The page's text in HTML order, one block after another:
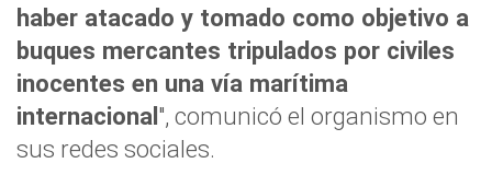
haber atacado y tomado como objetivo a
buques mercantes tripulados por civiles
inocentes en una vía marítima
internacional", comunicó el organismo en
sus redes sociales.